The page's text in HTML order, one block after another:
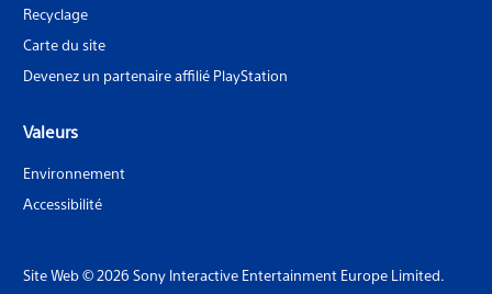
Recyclage
Carte du site
Devenez un partenaire affilié PlayStation
Valeurs
Environnement
Accessibilité
Site Web © 2026 Sony Interactive Entertainment Europe Limited.